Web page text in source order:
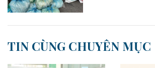
TIN CÙNG CHUYÊN MỤC